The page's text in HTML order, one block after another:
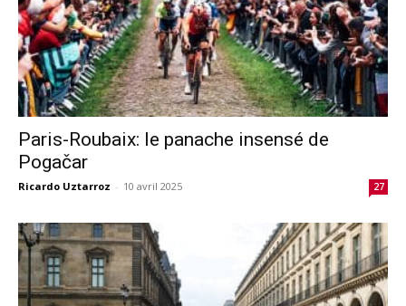
Paris-Roubaix: le panache insensé de
Pogačar
Ricardo Uztarroz - 10 avril 2025 27